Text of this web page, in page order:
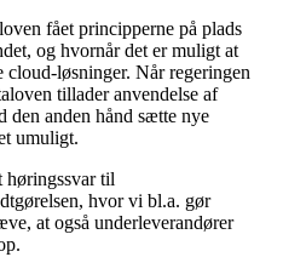
fået principperne på plads
og hvornår det er muligt at
løsninger. Når regeringen
tillader anvendelse af
den anden hånd sætte nye
umuligt.
høringssvar til
hvor vi bl.a. gør
at også underleverandører